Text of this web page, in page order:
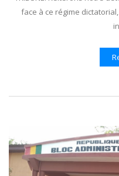
face à ce régime